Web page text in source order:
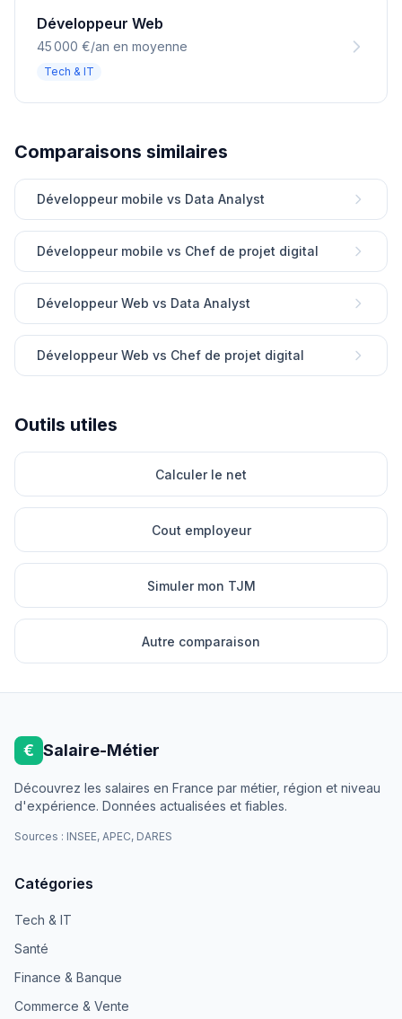
Développeur Web
45 000 €/an en moyenne
Tech & IT
Comparaisons similaires
Développeur mobile vs Data Analyst
Développeur mobile vs Chef de projet digital
Développeur Web vs Data Analyst
Développeur Web vs Chef de projet digital
Outils utiles
Calculer le net
Cout employeur
Simuler mon TJM
Autre comparaison
€ Salaire-Métier
Découvrez les salaires en France par métier, région et niveau
d'expérience. Données actualisées et fiables.
Sources : INSEE, APEC, DARES
Catégories
Tech & IT
Santé
Finance & Banque
Commerce & Vente